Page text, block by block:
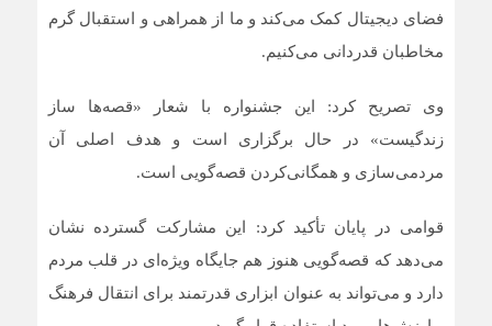
فضای دیجیتال کمک می‌کند و ما از همراهی و استقبال گرم
مخاطبان قدردانی می‌کنیم.
وی تصریح کرد: این جشنواره با شعار «قصه‌ها ساز
زندگیست» در حال برگزاری است و هدف اصلی آن
مردمی‌سازی و همگانی‌کردن قصه‌گویی است.
قوامی در پایان تأکید کرد: این مشارکت گسترده نشان
می‌دهد که قصه‌گویی هنوز هم جایگاه ویژه‌ای در قلب مردم
دارد و می‌تواند به عنوان ابزاری قدرتمند برای انتقال فرهنگ